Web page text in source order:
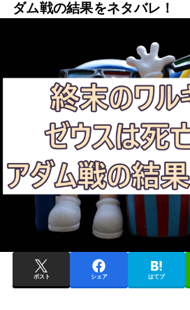
ダム戦の結果をネタバレ！
ポスト シェア はてブ